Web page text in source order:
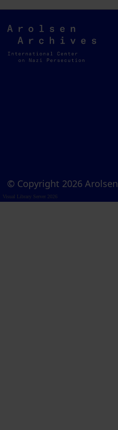
Arolsen
Archives
© Copyright 2026
Visual Library Server 2026